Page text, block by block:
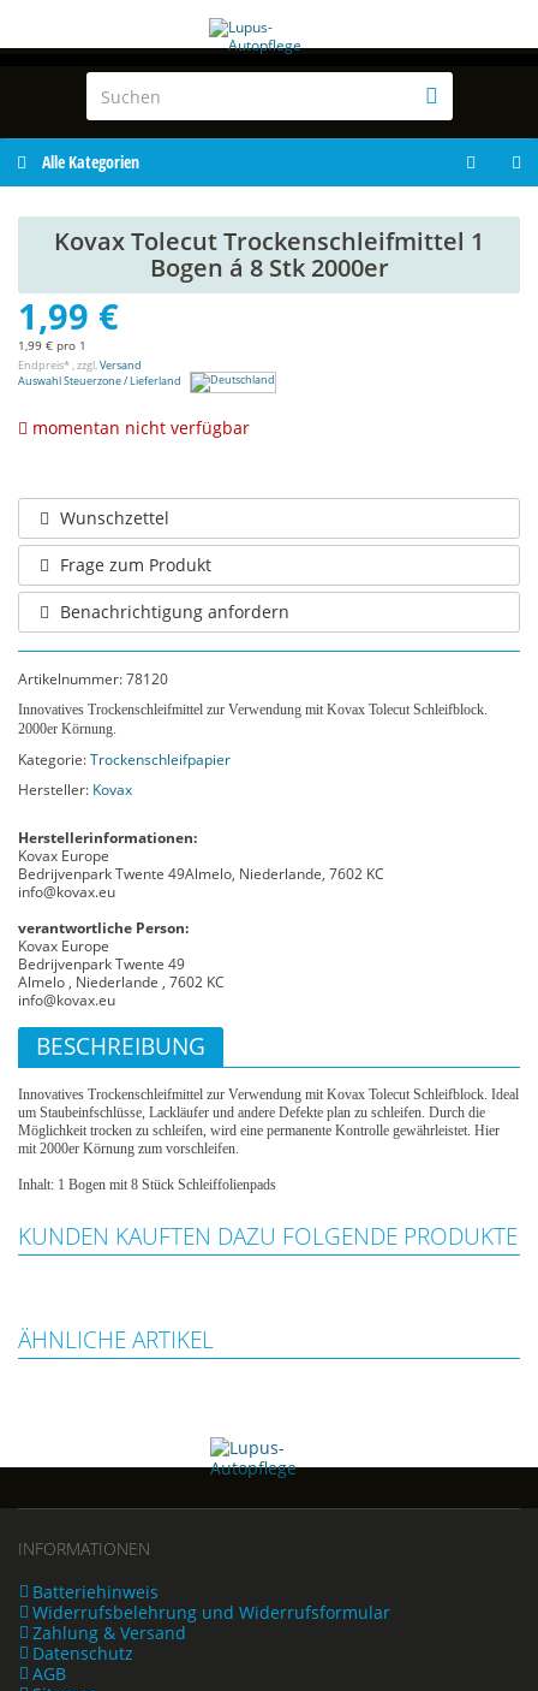
Alle Kategorien
Kovax Tolecut Trockenschleifmittel 1
Bogen á 8 Stk 2000er
1,99 €
1,99 € pro 1
Endpreis* , zzgl.Versand
Auswahl Steuerzone / Lieferland
momentan nicht verfügbar
Wunschzettel
Frage zum Produkt
Benachrichtigung anfordern
Artikelnummer:78120
Innovatives Trockenschleifmittel zur Verwendung mit Kovax Tolecut Schleifblock.
2000er Körnung.
Kategorie:Trockenschleifpapier
Hersteller: Kovax
Herstellerinformationen:
Kovax Europe
Bedrijvenpark Twente 49Almelo, Niederlande, 7602 KC
info@kovax.eu
verantwortliche Person:
Kovax Europe
Bedrijvenpark Twente 49
Almelo , Niederlande , 7602 KC
info@kovax.eu
BESCHREIBUNG
Innovatives Trockenschleifmittel zur Verwendung mit Kovax Tolecut Schleifblock. Ideal
um Staubeinfschlüsse, Lackläufer und andere Defekte plan zu schleifen. Durch die
Möglichkeit trocken zu schleifen, wird eine permanente Kontrolle gewährleistet. Hier
mit 2000er Körnung zum vorschleifen.
Inhalt: 1 Bogen mit 8 Stück Schleiffolienpads
KUNDEN KAUFTEN DAZU FOLGENDE PRODUKTE
ÄHNLICHE ARTIKEL
INFORMATIONEN
Batteriehinweis
Widerrufsbelehrung und Widerrufsformular
Zahlung & Versand
Datenschutz
AGB